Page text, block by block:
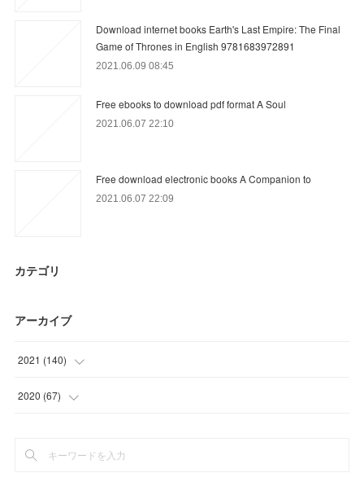
Download internet books Earth's Last Empire: The Final
Game of Thrones in English 9781683972891
2021.06.09 08:45
Free ebooks to download pdf format A Soul
2021.06.07 22:10
Free download electronic books A Companion to
2021.06.07 22:09
カテゴリ
アーカイブ
2021 (140)
(25 )
(
2020 (67)
(